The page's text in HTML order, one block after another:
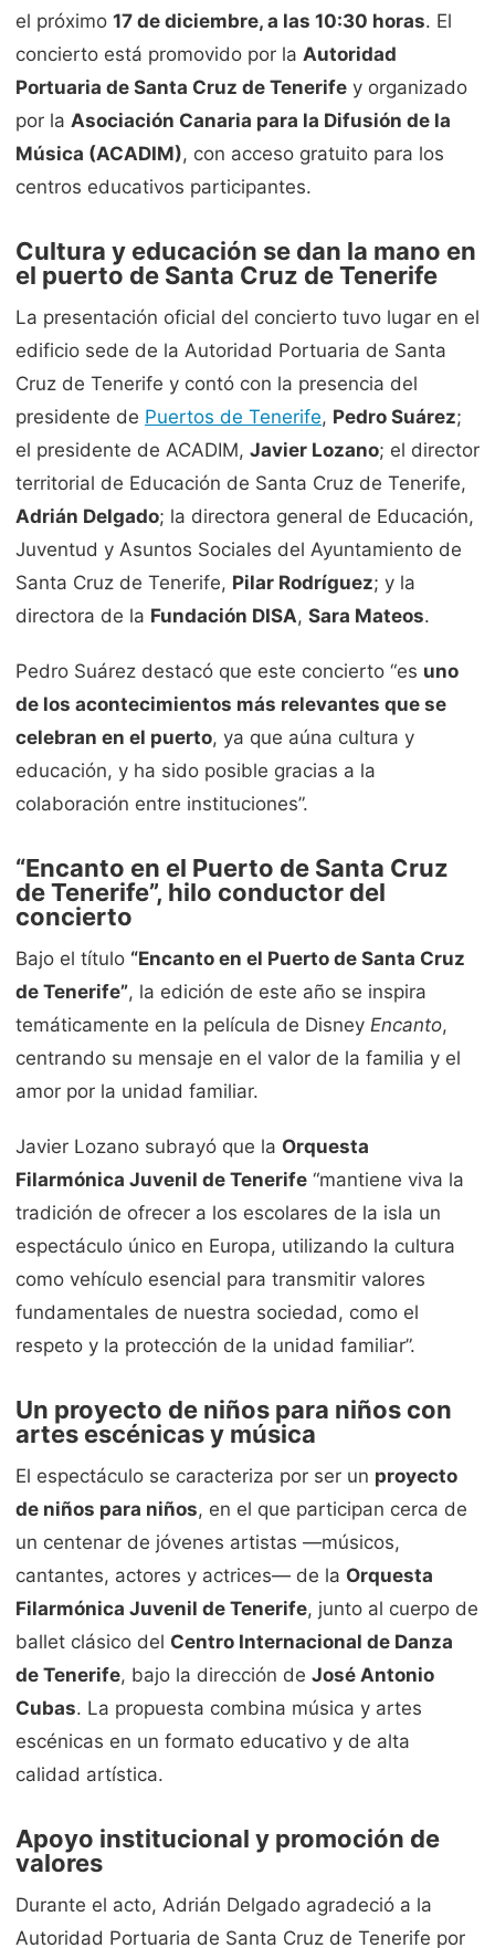
el próximo 17 de diciembre, a las 10:30 horas. El
concierto está promovido por la Autoridad
Portuaria de Santa Cruz de Tenerife y organizado
por la Asociación Canaria para la Difusión de la
Música (ACADIM), con acceso gratuito para los
centros educativos participantes.
Cultura y educación se dan la mano en
el puerto de Santa Cruz de Tenerife
La presentación oficial del concierto tuvo lugar en el
edificio sede de la Autoridad Portuaria de Santa
Cruz de Tenerife y contó con la presencia del
presidente de Puertos de Tenerife, Pedro Suárez;
el presidente de ACADIM, Javier Lozano; el director
territorial de Educación de Santa Cruz de Tenerife,
Adrián Delgado; la directora general de Educación,
Juventud y Asuntos Sociales del Ayuntamiento de
Santa Cruz de Tenerife, Pilar Rodríguez; y la
directora de la Fundación DISA, Sara Mateos.
Pedro Suárez destacó que este concierto “es uno
de los acontecimientos más relevantes que se
celebran en el puerto, ya que aúna cultura y
educación, y ha sido posible gracias a la
colaboración entre instituciones”.
“Encanto en el Puerto de Santa Cruz
de Tenerife”, hilo conductor del
concierto
Bajo el título “Encanto en el Puerto de Santa Cruz
de Tenerife”, la edición de este año se inspira
temáticamente en la película de Disney Encanto,
centrando su mensaje en el valor de la familia y el
amor por la unidad familiar.
Javier Lozano subrayó que la Orquesta
Filarmónica Juvenil de Tenerife “mantiene viva la
tradición de ofrecer a los escolares de la isla un
espectáculo único en Europa, utilizando la cultura
como vehículo esencial para transmitir valores
fundamentales de nuestra sociedad, como el
respeto y la protección de la unidad familiar”.
Un proyecto de niños para niños con
artes escénicas y música
El espectáculo se caracteriza por ser un proyecto
de niños para niños, en el que participan cerca de
un centenar de jóvenes artistas —músicos,
cantantes, actores y actrices— de la Orquesta
Filarmónica Juvenil de Tenerife, junto al cuerpo de
ballet clásico del Centro Internacional de Danza
de Tenerife, bajo la dirección de José Antonio
Cubas. La propuesta combina música y artes
escénicas en un formato educativo y de alta
calidad artística.
Apoyo institucional y promoción de
valores
Durante el acto, Adrián Delgado agradeció a la
Autoridad Portuaria de Santa Cruz de Tenerife por